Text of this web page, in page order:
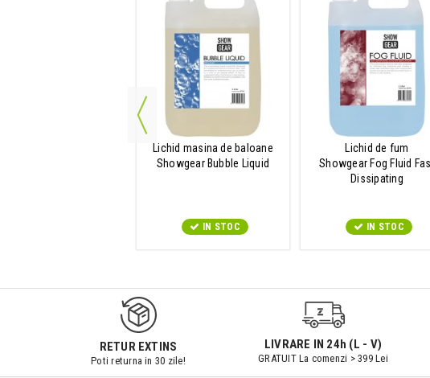
Lichid masina de baloane
Showgear Bubble Liquid
IN STOC
Lichid de fum
Showgear Fog Fluid
Dissipating
IN STOC
RETUR EXTINS
Poti returna in 30 zile!
LIVRARE IN 24h (L - V)
GRATUIT La comenzi > 399 Lei